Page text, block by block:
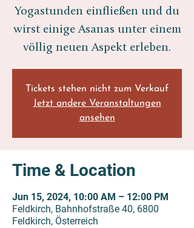
Yogastunden einfließen und du
wirst einige Asanas unter einem
völlig neuen Aspekt erleben.
Tickets stehen nicht zum Verkauf
Jetzt andere Veranstaltungen
ansehen
Time & Location
Jun 15, 2024, 10:00 AM – 12:00 PM
Feldkirch, Bahnhofstraße 40, 6800
Feldkirch, Österreich